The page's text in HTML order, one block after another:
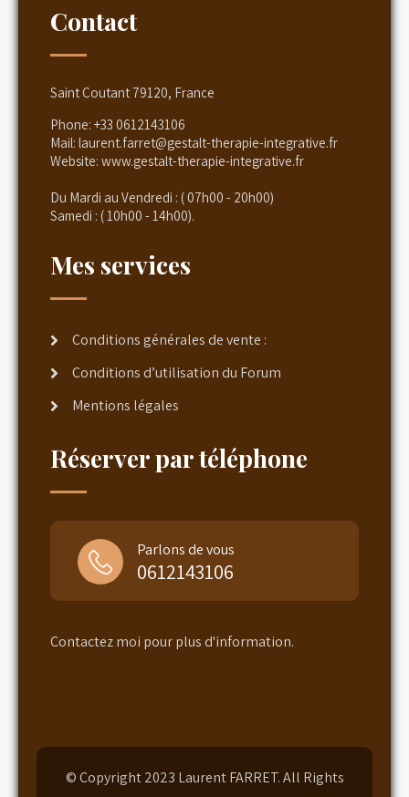
Contact
Saint Coutant 79120, France
Phone: +33 0612143106
Mail: laurent.farret@gestalt-therapie-integrative.fr
Website: www.gestalt-therapie-integrative.fr
Du Mardi au Vendredi : ( 07h00 - 20h00)
Samedi : ( 10h00 - 14h00).
Mes services
Conditions générales de vente :
Conditions d’utilisation du Forum
Mentions légales
Réserver par téléphone
Parlons de vous
0612143106
Contactez moi pour plus d'information.
© Copyright 2023 Laurent FARRET. All Rights